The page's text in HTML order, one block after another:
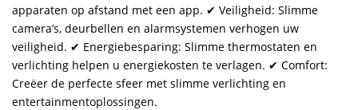
apparaten op afstand met een app. ✔ Veiligheid: Slimme
camera’s, deurbellen en alarmsystemen verhogen uw
veiligheid. ✔ Energiebesparing: Slimme thermostaten en
verlichting helpen u energiekosten te verlagen. ✔ Comfort:
Creëer de perfecte sfeer met slimme verlichting en
entertainmentoplossingen.